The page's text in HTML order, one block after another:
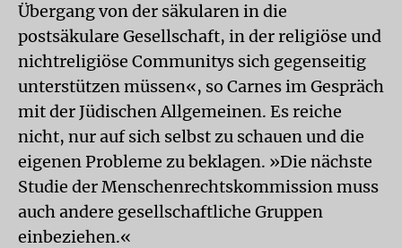
Übergang von der säkularen in die
postsäkulare Gesellschaft, in der religiöse und
nichtreligiöse Communitys sich gegenseitig
unterstützen müssen«, so Carnes im Gespräch
mit der Jüdischen Allgemeinen. Es reiche
nicht, nur auf sich selbst zu schauen und die
eigenen Probleme zu beklagen. »Die nächste
Studie der Menschenrechtskommission muss
auch andere gesellschaftliche Gruppen
einbeziehen.«